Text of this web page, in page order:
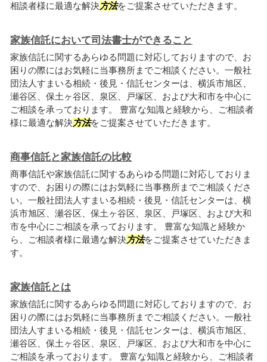
相談者様に最適な解決方法をご提案させていただきます。
家族信託において司法書士ができること
家族信託に関するあらゆる問題に対応しておりますので、お
困りの際にはお気軽に当事務所までご相談ください。一般社
団法人すまいる相続・後見・信託センターは、横浜市旭区、
瀬谷区、保土ヶ谷区、泉区、戸塚区、および大和市を中心に
ご相談を承っております。 豊富な知識と経験から、ご相談者
様に最適な解決方法をご提案させていただきます。
商事信託と家族信託の比較
商事信託や家族信託に関するあらゆる問題に対応しておりま
すので、お困りの際にはお気軽に当事務所までご相談くださ
い。一般社団法人すまいる相続・後見・信託センターは、横
浜市旭区、瀬谷区、保土ヶ谷区、泉区、戸塚区、および大和
市を中心にご相談を承っております。 豊富な知識と経験か
ら、ご相談者様に最適な解決方法をご提案させていただきま
す。
家族信託とは
家族信託に関するあらゆる問題に対応しておりますので、お
困りの際にはお気軽に当事務所までご相談ください。一般社
団法人すまいる相続・後見・信託センターは、横浜市旭区、
瀬谷区、保土ヶ谷区、泉区、戸塚区、および大和市を中心に
ご相談を承っております。 豊富な知識と経験から、ご相談者